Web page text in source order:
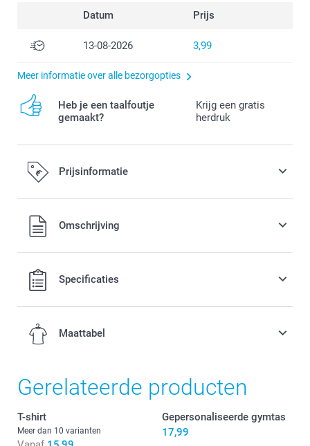
Datum Prijs
13-08-2026 3,99
Meer informatie over alle bezorgopties
Heb je een taalfoutje
gemaakt?
Krijg een gratis
herdruk
Prijsinformatie
Alle prijzen zijn in EURO (€) inclusief BTW en exclusief
verzendkosten.Omschrijving
Specificaties
Maattabel
46 cm
Gerelateerde producten
T-shirt
Meer dan 10 varianten
Gepersonaliseerde gymtas
17,99